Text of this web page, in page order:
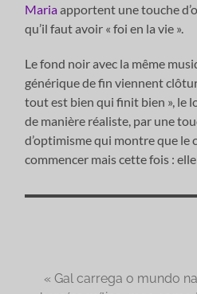
Mariaapportent une touche
qu’il faut avoir « foi en la vie ».
Le fond noir avec la même
générique de fin viennent
tout est bien qui finit bien », le
de manière réaliste, par une
d’optimisme qui montre que le
commencer mais cette fois :
« Gal carrega o mundo